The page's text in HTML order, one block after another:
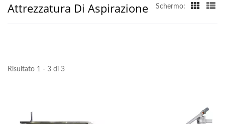
Attrezzatura Di Aspirazione Schermo:
Risultato 1 - 3 di 3